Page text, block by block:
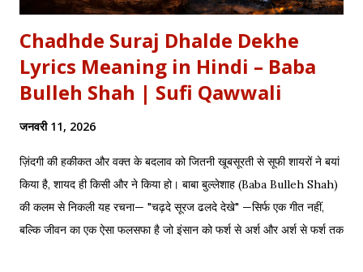
Chadhde Suraj Dhalde Dekhe
Lyrics Meaning in Hindi – Baba
Bulleh Shah | Sufi Qawwali
जनवरी 11, 2026
ज़िंदगी की हकीकत और वक्त के बदलाव को जितनी खूबसूरती से सूफी शायरों ने बयां
किया है, शायद ही किसी और ने किया हो। बाबा बुल्लेशाह (Baba Bulleh Shah)
की कलम से निकली यह रचना— "चढ़दे सूरज ढलदे देखे" —सिर्फ एक गीत नहीं,
बल्कि जीवन का एक ऐसा फलसफा है जो इंसान को फर्श से अर्श और अर्श से फर्श तक